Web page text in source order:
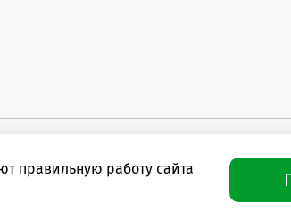
правильную работу сайта